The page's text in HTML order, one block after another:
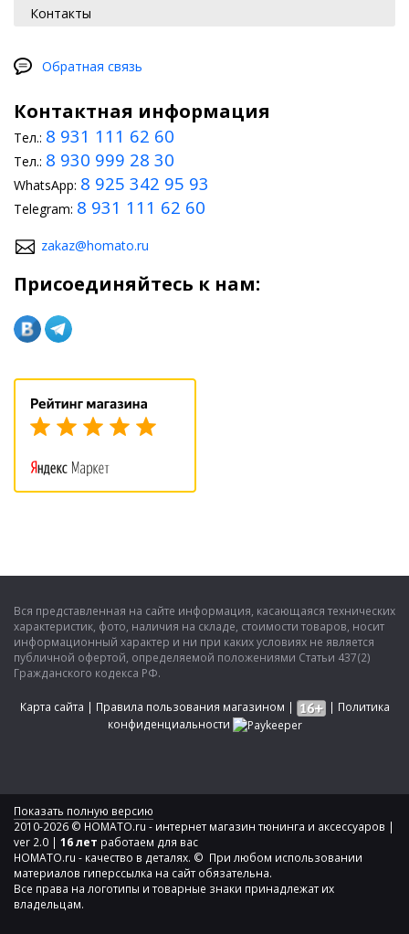
Контакты
Обратная связь
Контактная информация
Тел.: 8 931 111 62 60
Тел.: 8 930 999 28 30
WhatsApp: 8 925 342 95 93
Telegram: 8 931 111 62 60
zakaz@homato.ru
Присоединяйтесь к нам:
Вся представленная на сайте информация, касающаяся технических
характеристик, фото, наличия на складе, стоимости товаров, носит
информационный характер и ни при каких условиях не является
публичной офертой, определяемой положениями Статьи 437(2)
Гражданского кодекса РФ.
Карта сайта | Правила пользования магазином | | Политика
конфиденциальности
Показать полную версию
2010-2026 © HOMATO.ru - интернет магазин тюнинга и аксессуаров |
ver 2.0 | 16 лет работаем для вас
HOMATO.ru - качество в деталях. © При любом использовании
материалов гиперссылка на сайт обязательна.
Все права на логотипы и товарные знаки принадлежат их
владельцам.